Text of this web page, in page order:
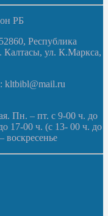
РБ
Республика
Калтасы, ул. К.Маркса,
kltbibl@mail.ru
Пн. – пт. с 9-00 ч. до
17-00 ч. (с 13- 00 ч. до
воскресенье